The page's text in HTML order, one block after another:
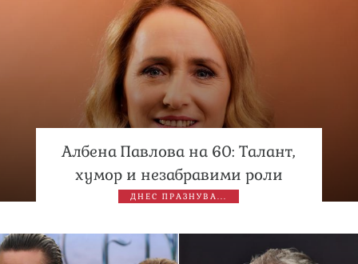
Албена Павлова на 60: Талант,
хумор и незабравими роли
ДНЕС ПРАЗНУВА...